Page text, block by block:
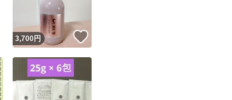
いいね！
3,700円